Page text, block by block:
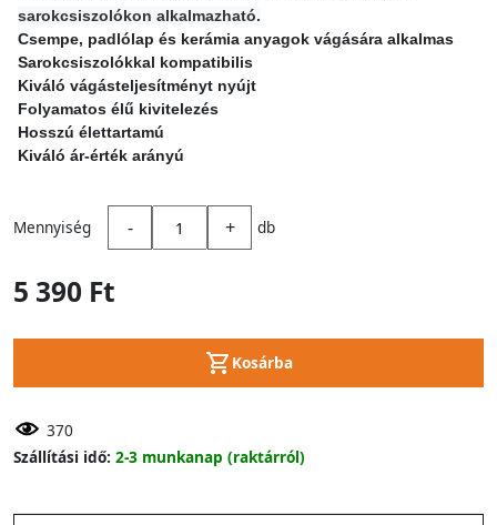
sarokcsiszolókon alkalmazható.
Csempe, padlólap és kerámia anyagok vágására alkalmas
Sarokcsiszolókkal kompatibilis
Kiváló vágásteljesítményt nyújt
Folyamatos élű kivitelezés
Hosszú élettartamú
Kiváló ár-érték arányú
Mennyiség - + db
5 390 Ft
Kosárba
370
Szállítási idő: 2-3 munkanap (raktárról)